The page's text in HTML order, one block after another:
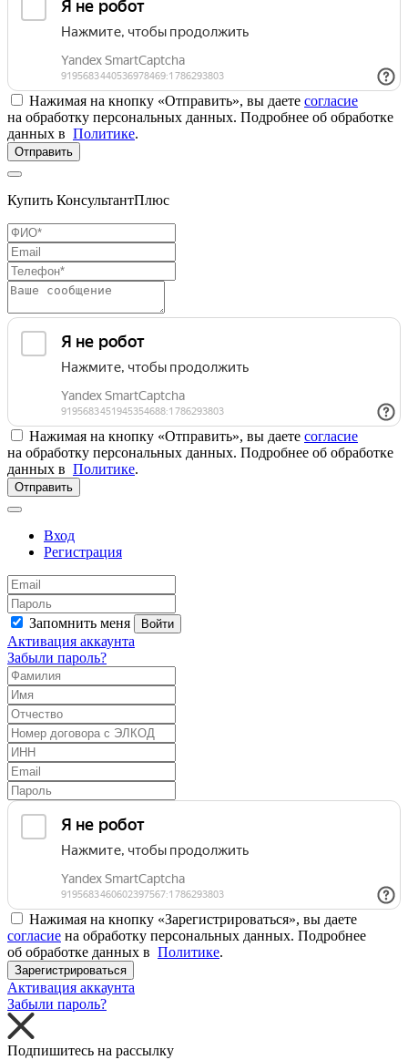
Нажимая на кнопку «Отправить», вы даете согласие
на обработку персональных данных. Подробнее об обработке
данных в Политике.
Отправить
Купить КонсультантПлюс
Нажимая на кнопку «Отправить», вы даете согласие
на обработку персональных данных. Подробнее об обработке
данных в Политике.
Отправить
Вход
Регистрация
Запомнить меня Войти
Активация аккаунта
Забыли пароль?
Нажимая на кнопку «Зарегистрироваться», вы даете
согласие на обработку персональных данных. Подробнее
об обработке данных в Политике.
Зарегистрироваться
Активация аккаунта
Забыли пароль?
Подпишитесь на рассылку